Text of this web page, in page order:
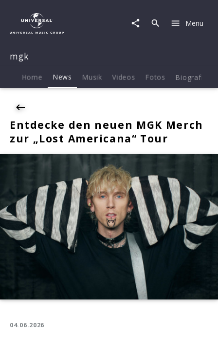
den
Merch
„Lost
Tour
Menu
mgk
Home News Musik Videos Fotos Biografie
Entdecke den neuen MGK Merch
zur „Lost Americana“ Tour
04.06.2026